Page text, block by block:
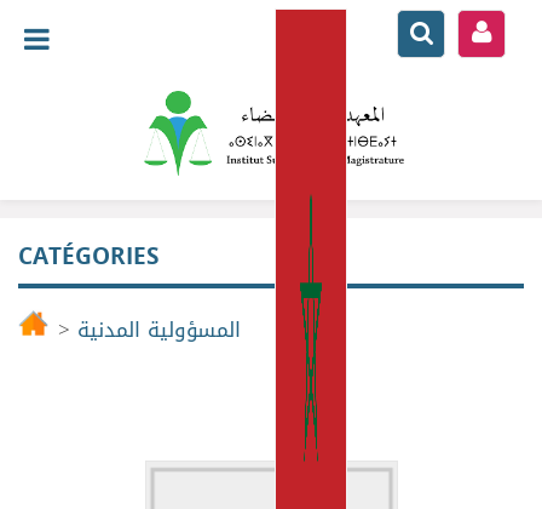
CATÉGORIES
> المسؤولية المدنية